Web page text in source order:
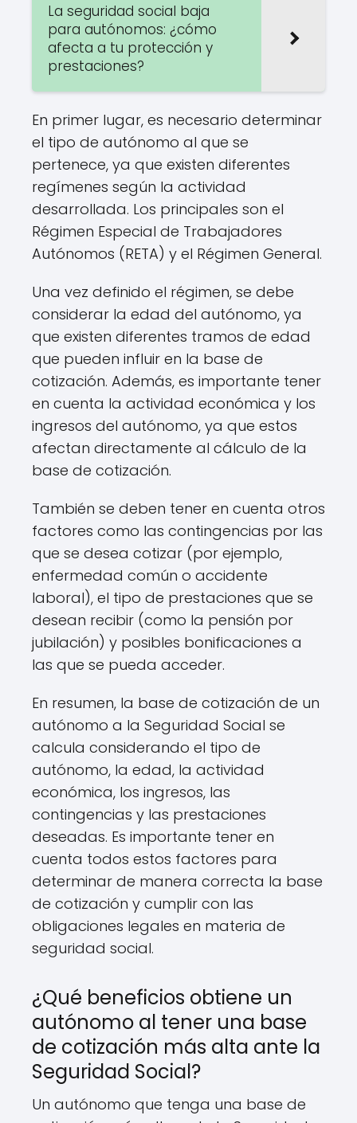
La seguridad social baja
para autónomos: ¿cómo
afecta a tu protección y
prestaciones?
En primer lugar, es necesario determinar
el tipo de autónomo al que se
pertenece, ya que existen diferentes
regímenes según la actividad
desarrollada. Los principales son el
Régimen Especial de Trabajadores
Autónomos (RETA) y el Régimen General.
Una vez definido el régimen, se debe
considerar la edad del autónomo, ya
que existen diferentes tramos de edad
que pueden influir en la base de
cotización. Además, es importante tener
en cuenta la actividad económica y los
ingresos del autónomo, ya que estos
afectan directamente al cálculo de la
base de cotización.
También se deben tener en cuenta otros
factores como las contingencias por las
que se desea cotizar (por ejemplo,
enfermedad común o accidente
laboral), el tipo de prestaciones que se
desean recibir (como la pensión por
jubilación) y posibles bonificaciones a
las que se pueda acceder.
En resumen, la base de cotización de un
autónomo a la Seguridad Social se
calcula considerando el tipo de
autónomo, la edad, la actividad
económica, los ingresos, las
contingencias y las prestaciones
deseadas. Es importante tener en
cuenta todos estos factores para
determinar de manera correcta la base
de cotización y cumplir con las
obligaciones legales en materia de
seguridad social.
¿Qué beneficios obtiene un
autónomo al tener una base
de cotización más alta ante la
Seguridad Social?
Un autónomo que tenga una base de